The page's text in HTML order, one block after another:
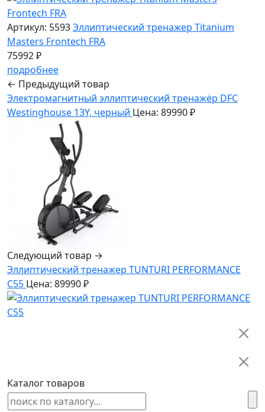
Артикул: 5593Эллиптический тренажер Titanium
Masters Frontech FRA
75992 ₽
подробнее
← Предыдущий товар
Электромагнитный эллиптический тренажёр DFC
Westinghouse 13Y, черный Цена: 89990 ₽
Следующий товар →
Эллиптический тренажер TUNTURI PERFORMANCE
C55 Цена: 89990 ₽
Каталог товаров